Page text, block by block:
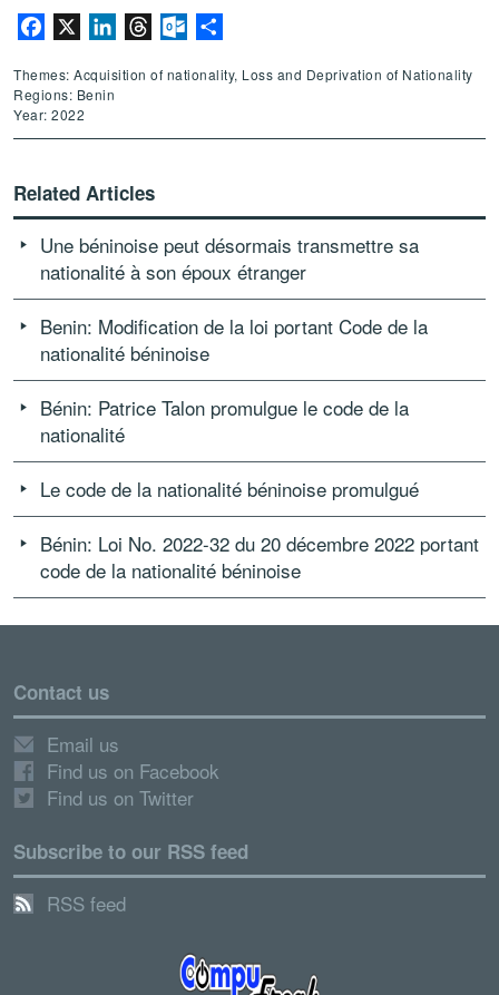
Facebook LinkedInThreadsOutlook.com
Themes: Acquisition of nationality, Loss and Deprivation of Nationality
Regions: Benin
Year: 2022
Related Articles
Une béninoise peut désormais transmettre sa
nationalité à son époux étranger
Benin: Modification de la loi portant Code de la
nationalité béninoise
Bénin: Patrice Talon promulgue le code de la
nationalité
Le code de la nationalité béninoise promulgué
Bénin: Loi No. 2022-32 du 20 décembre 2022 portant
code de la nationalité béninoise
Contact us
Email us
Find us on Facebook
Find us on Twitter
Subscribe to our RSS feed
RSS feed